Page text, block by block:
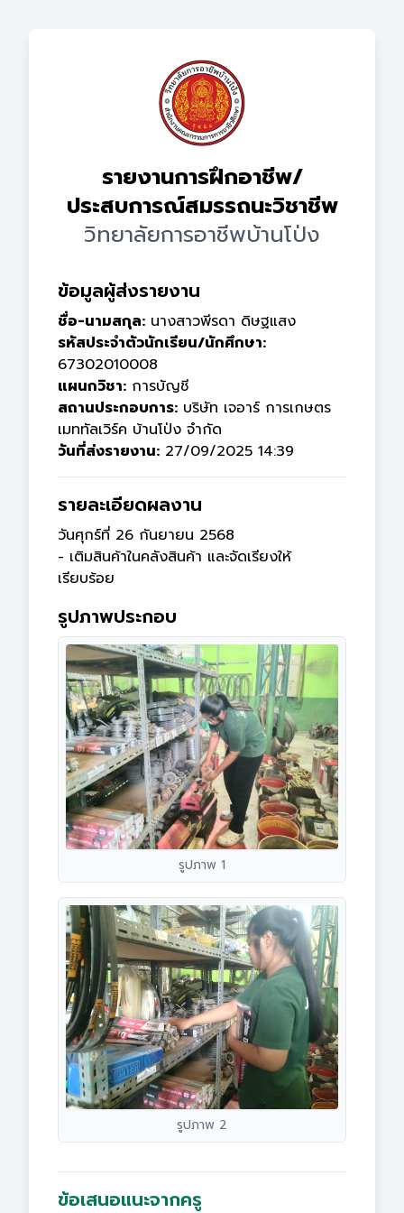
รายงานการฝึกอาชีพ/
ประสบการณ์สมรรถนะวิชาชีพ
วิทยาลัยการอาชีพบ้านโป่ง
ข้อมูลผู้ส่งรายงาน
ชื่อ-นามสกุล: นางสาวพีรดา ดิษฐแสง
รหัสประจำตัวนักเรียน/นักศึกษา:
67302010008
แผนกวิชา: การบัญชี
สถานประกอบการ: บริษัท เจอาร์ การเกษตร
เมททัลเวิร์ค บ้านโป่ง จำกัด
วันที่ส่งรายงาน: 27/09/2025 14:39
รายละเอียดผลงาน
วันศุกร์ที่ 26 กันยายน 2568
- เติมสินค้าในคลังสินค้า และจัดเรียงให้
เรียบร้อย
รูปภาพประกอบ
รูปภาพ 1
รูปภาพ 2
ข้อเสนอแนะจากครู